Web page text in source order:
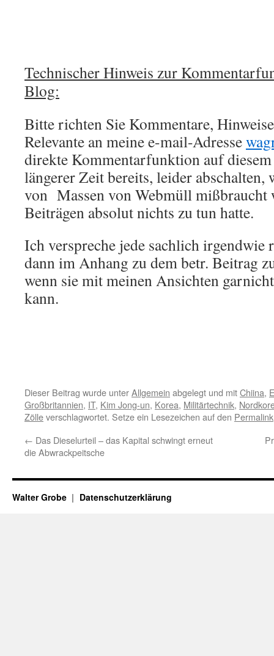
Technischer Hinweis zur
Blog:
Bitte richten Sie Kommentare,
Relevante an meine e-mail-Adresse
direkte Kommentarfunktion auf
längerer Zeit bereits, leider
von Massen von Webmüll mißbraucht
Beiträgen absolut nichts zu tun hatte.
Ich verspreche jede sachlich irgendwie
dann im Anhang zu dem betr. Beitrag
wenn sie mit meinen Ansichten
kann.
Dieser Beitrag wurde unterAllgemein abgelegt und mitChiina,
Großbritannien, IT, Kim Jong-un, Korea, Militärtechnik,
Zölleverschlagwortet. Setze ein Lesezeichen auf den Permalink
← Das Dieselurteil – das Kapital schwingt erneut
die Abwrackpeitsche
Walter Grobe Datenschutzerklärung